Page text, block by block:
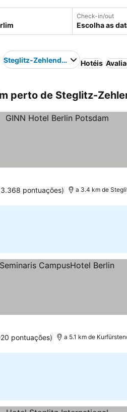
Check-in/out
Escolha as
Steglitz-Zehlendorf Hotéis
perto de Steglitz-
pontuações) a 3.4 km de
pontuações) a 5.1 km de